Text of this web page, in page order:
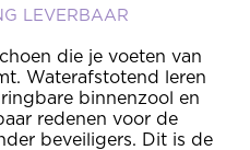
LEVERBAAR
die je voeten van
Waterafstotend leren
binnenzool en
redenen voor de
beveiligers. Dit is de